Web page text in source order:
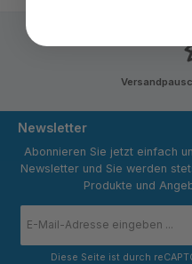
Newsletter
Abonnieren Sie jetzt einfach
Newsletter und Sie werden
Produkte und
Mail-
*
Diese Seite ist durch